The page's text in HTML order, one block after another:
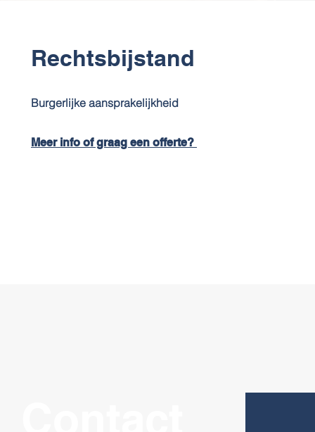
Rechtsbijstand
Burgerlijke aansprakelijkheid
Meer info of graag een offerte?